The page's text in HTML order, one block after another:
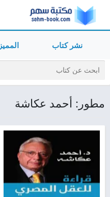
نشر كتاب المميز
مطور: أحمد عكاشة